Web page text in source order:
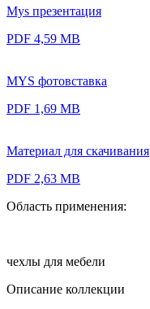
Mys презентация
PDF 4,59 MB
MYS фотовставка
PDF 1,69 MB
Материал для скачивания
PDF 2,63 MB
Область применения:
чехлы для мебели
Описание коллекции